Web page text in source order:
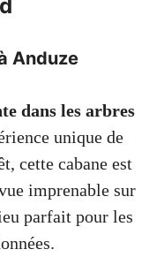
Anduze
dans les arbres
unique de
cette cabane est
imprenable sur
parfait pour les